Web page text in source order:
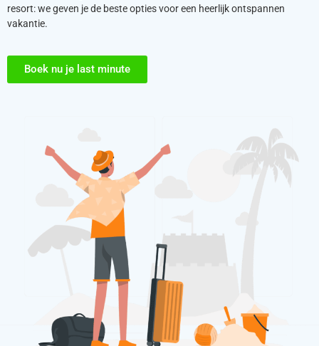
resort: we geven je de beste opties voor een heerlijk ontspannen
vakantie.
Boek nu je last minute